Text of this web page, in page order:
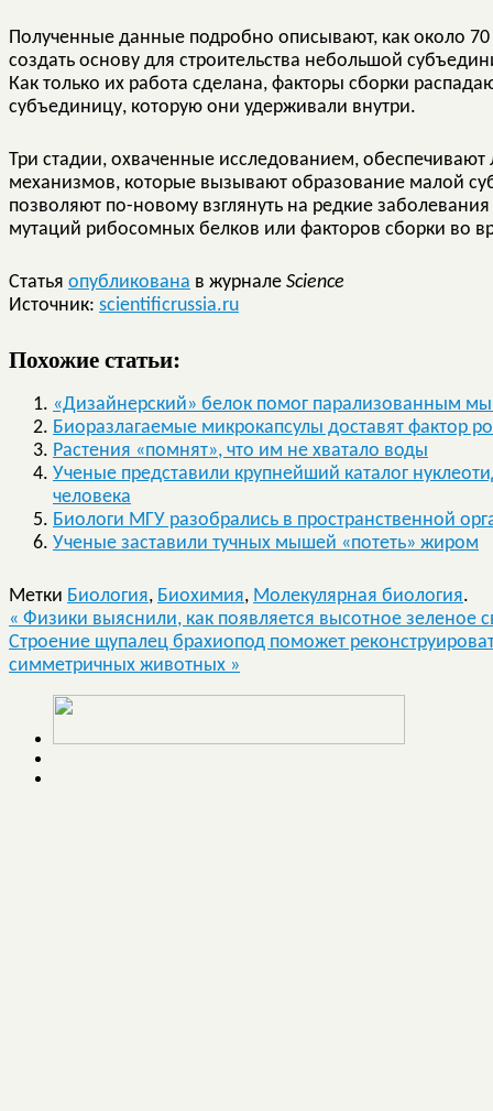
Полученные данные подробно описывают, как около
создать основу для строительства небольшой
Как только их работа сделана, факторы сборки
субъединицу, которую они удерживали внутри.
Три стадии, охваченные исследованием,
механизмов, которые вызывают образование малой
позволяют по-новому взглянуть на редкие
мутаций рибосомных белков или факторов сборки во
Статья опубликована в журнале Science
Источник: scientificrussia.ru
Похожие статьи:
«Дизайнерский» белок помог парализованным
Биоразлагаемые микрокапсулы доставят фактор
Растения «помнят», что им не хватало воды
Ученые представили крупнейший каталог
человека
Биологи МГУ разобрались в пространственной
Ученые заставили тучных мышей «потеть» жиром
Метки Биология, Биохимия, Молекулярная биология.
« Физики выяснили, как появляется высотное зеленое
Строение щупалец брахиопод поможет
симметричных животных »